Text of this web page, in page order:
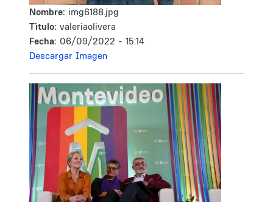
Nombre: img6188.jpg
Tìtulo: valeriaolivera
Fecha: 06/09/2022 - 15:14
Descargar Imagen